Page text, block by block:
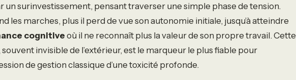
un surinvestissement, pensant traverser une simple phase de tension.
les marches, plus il perd de vue son autonomie initiale, jusqu’à atteindre
cognitive où il ne reconnaît plus la valeur de son propre travail. Cette
invisible de l’extérieur, est le marqueur le plus fiable pour
de gestion classique d’une toxicité profonde.